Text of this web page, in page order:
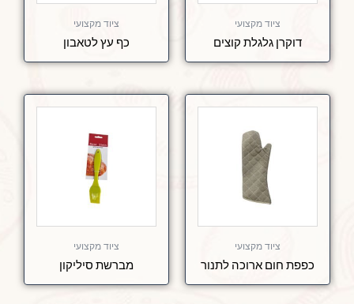
ציוד מקצועי
דוקרן גלגלת קוצים
ציוד מקצועי
כף עץ לטאבון
ציוד מקצועי
כפפת חום ארוכה לתנור
ציוד מקצועי
מברשת סיליקון